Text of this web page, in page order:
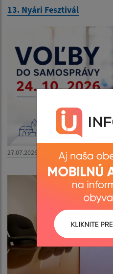
13. Nyári Fesztivál
27.07.2026